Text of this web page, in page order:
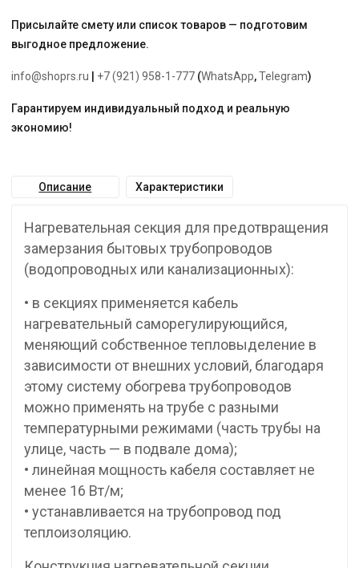
Присылайте смету или список товаров — подготовим
выгодное предложение.
info@shoprs.ru +7 (921) 958-1-777 (WhatsApp,Telegram)
Гарантируем индивидуальный подход и реальную
экономию!
Описание Характеристики
Нагревательная секция для предотвращения
замерзания бытовых трубопроводов
(водопроводных или канализационных):
• в секциях применяется кабель
нагревательный саморегулирующийся,
меняющий собственное тепловыделение в
зависимости от внешних условий, благодаря
этому систему обогрева трубопроводов
можно применять на трубе с разными
температурными режимами (часть трубы на
улице, часть — в подвале дома);
• линейная мощность кабеля составляет не
менее 16 Вт/м;
• устанавливается на трубопровод под
теплоизоляцию.